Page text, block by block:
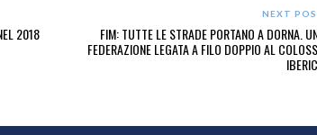
2018
NEXT
FIM: TUTTE LE STRADE PORTANO A DORNA.
FEDERAZIONE LEGATA A FILO DOPPIO AL